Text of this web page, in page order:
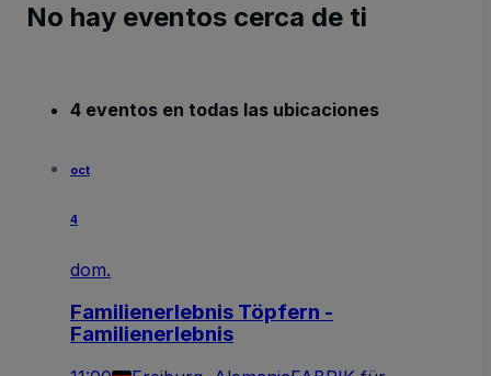
No hay eventos cerca de ti
4 eventos en todas las ubicaciones
oct
4
dom.
Familienerlebnis Töpfern -
Familienerlebnis